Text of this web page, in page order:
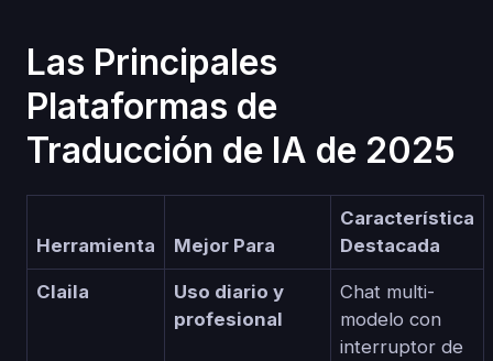
Las Principales
Plataformas de
Traducción de IA de 2025
Herramienta Mejor Para
Característica
Destacada
Claila
Uso diario y
profesional
Chat multi-
modelo con
interruptor de